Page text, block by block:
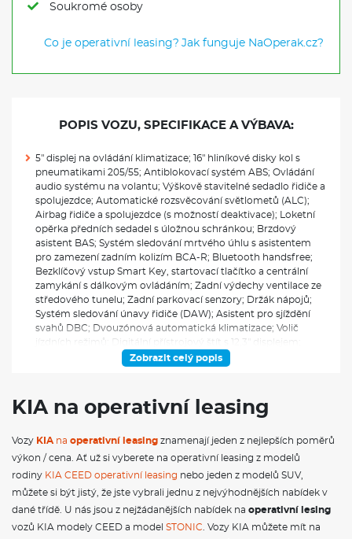
Soukromé osoby
Co je operativní leasing? Jak funguje NaOperak.cz?
POPIS VOZU, SPECIFIKACE A VÝBAVA:
5" displej na ovládání klimatizace; 16" hliníkové disky kol s
pneumatikami 205/55; Antiblokovací systém ABS; Ovládání
audio systému na volantu; Výškově stavitelné sedadlo řidiče a
spolujezdce; Automatické rozsvěcování světlometů (ALC);
Airbag řidiče a spolujezdce (s možností deaktivace); Loketní
opěrka předních sedadel s úložnou schránkou; Brzdový
asistent BAS; Systém sledování mrtvého úhlu s asistentem
pro zamezení zadním kolizím BCA-R; Bluetooth handsfree;
Bezklíčový vstup Smart Key, startovací tlačítko a centrální
zamykání s dálkovým ovládáním; Zadní výdechy ventilace ze
středového tunelu; Zadní parkovací senzory; Držák nápojů;
Systém sledování únavy řidiče (DAW); Asistent pro sjíždění
svahů DBC; Dvouzónová automatická klimatizace; Volič
jízdních režimů; Digitální přístrojový štít s 12,3" displejem;
Rozdělovač brzdného tlaku EBD; Elektrochromatické zpětné
parkovací brzda (EPB) s funkcí Auto Hold; Elektronický
stabilizační systém ESC; Systém autonomního nouzového
Přední parkovací senzory; Asistent pro rozjezd do kopce HAC;
Automatické přepínání dálkových světlometů (HBA); Asistent
pro jízdu na dálnici HDA; Systém monitorování stavu řidiče
Indikace nezapnutých pásů; Inteligentní ukazatel rychlostních
limitů (ISLA); Ukotvení dětské sedačky ISOFIX na krajních
sedadlech 2. řady; Hlavní světlomety LED s automatickým
Zobrazit celý popis
KIA na operativní leasing
Vozy KIA na operativní leasing znamenají jeden z nejlepších poměrů
výkon / cena. Ať už si vyberete na operativní leasing z modelů
rodiny KIA CEED operativní leasing nebo jeden z modelů SUV,
můžete si být jistý, že jste vybrali jednu z nejvýhodnějších nabídek v
dané třídě. U nás jsou z nejžádanějších nabídek na operativní lesing
vozů KIA modely CEED a model STONIC . Vozy KIA můžete mít na